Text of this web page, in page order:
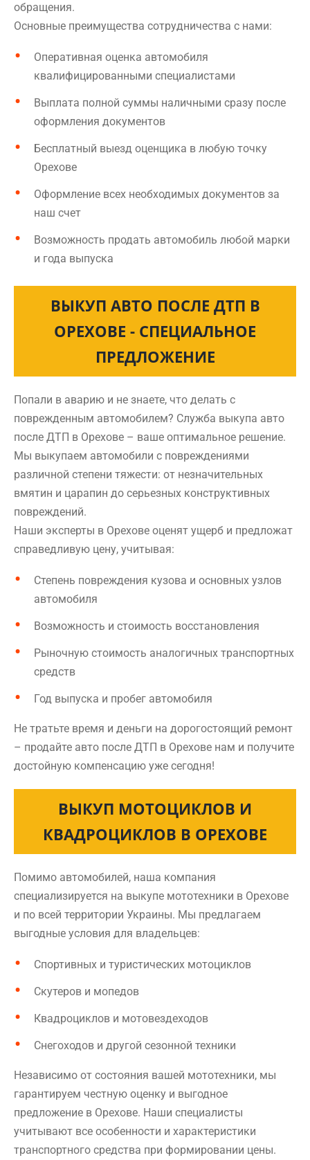
обращения.
Основные преимущества сотрудничества с нами:
Оперативная оценка автомобиля
квалифицированными специалистами
Выплата полной суммы наличными сразу после
оформления документов
Бесплатный выезд оценщика в любую точку
Орехове
Оформление всех необходимых документов за
наш счет
Возможность продать автомобиль любой марки
и года выпуска
ВЫКУП АВТО ПОСЛЕ ДТП В
ОРЕХОВЕ - СПЕЦИАЛЬНОЕ
ПРЕДЛОЖЕНИЕ
Попали в аварию и не знаете, что делать с
поврежденным автомобилем? Служба выкупа авто
после ДТП в Орехове – ваше оптимальное решение.
Мы выкупаем автомобили с повреждениями
различной степени тяжести: от незначительных
вмятин и царапин до серьезных конструктивных
повреждений.
Наши эксперты в Орехове оценят ущерб и предложат
справедливую цену, учитывая:
Степень повреждения кузова и основных узлов
автомобиля
Возможность и стоимость восстановления
Рыночную стоимость аналогичных транспортных
средств
Год выпуска и пробег автомобиля
Не тратьте время и деньги на дорогостоящий ремонт
– продайте авто после ДТП в Орехове нам и получите
достойную компенсацию уже сегодня!
ВЫКУП МОТОЦИКЛОВ И
КВАДРОЦИКЛОВ В ОРЕХОВЕ
Помимо автомобилей, наша компания
специализируется на выкупе мототехники в Орехове
и по всей территории Украины. Мы предлагаем
выгодные условия для владельцев:
Спортивных и туристических мотоциклов
Скутеров и мопедов
Квадроциклов и мотовездеходов
Снегоходов и другой сезонной техники
Независимо от состояния вашей мототехники, мы
гарантируем честную оценку и выгодное
предложение в Орехове. Наши специалисты
учитывают все особенности и характеристики
транспортного средства при формировании цены.